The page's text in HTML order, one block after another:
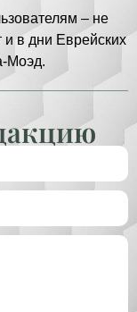
– не
в дни Еврейских
Моэд.